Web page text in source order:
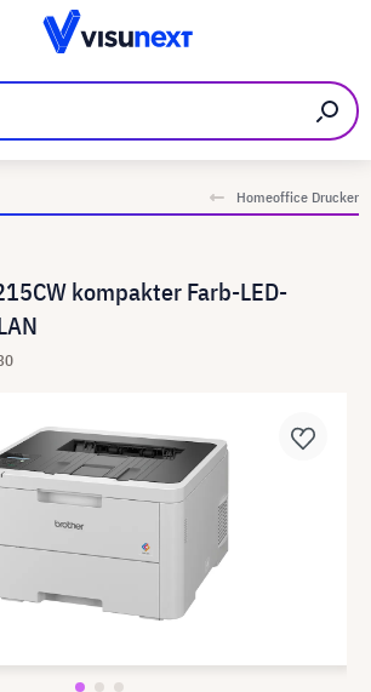
Homeoffice Drucker
kompakter Farb-LED-